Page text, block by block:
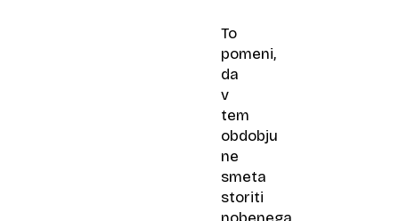
To
pomeni,
da
v
tem
obdobju
ne
smeta
storiti